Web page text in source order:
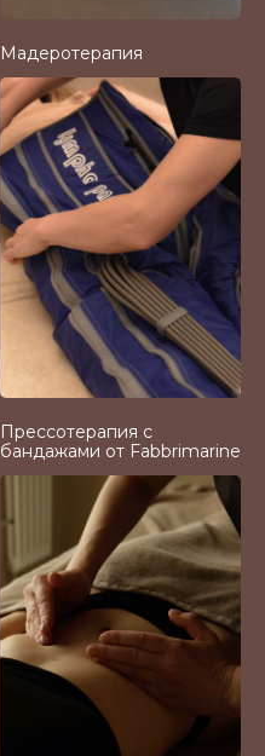
Мадеротерапия
Прессотерапия с
бандажами от Fabbrimarine